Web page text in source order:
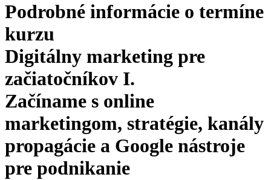
Podrobné informácie o termíne
kurzu
Digitálny marketing pre
začiatočníkov I.
Začíname s online
marketingom, stratégie, kanály
propagácie a Google nástroje
pre podnikanie